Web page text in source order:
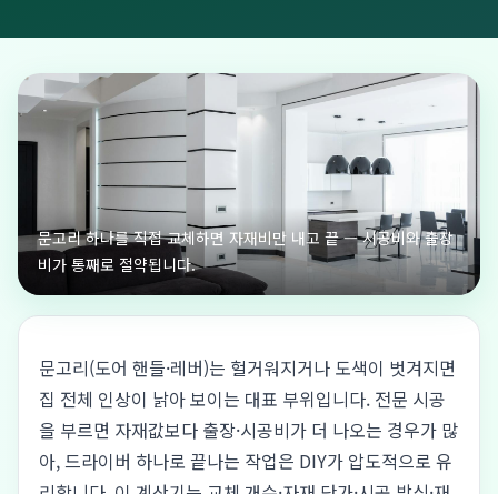
문고리 하나를 직접 교체하면 자재비만 내고 끝 — 시공비와 출장
비가 통째로 절약됩니다.
문고리(도어 핸들·레버)는 헐거워지거나 도색이 벗겨지면
집 전체 인상이 낡아 보이는 대표 부위입니다. 전문 시공
을 부르면 자재값보다 출장·시공비가 더 나오는 경우가 많
아, 드라이버 하나로 끝나는 작업은 DIY가 압도적으로 유